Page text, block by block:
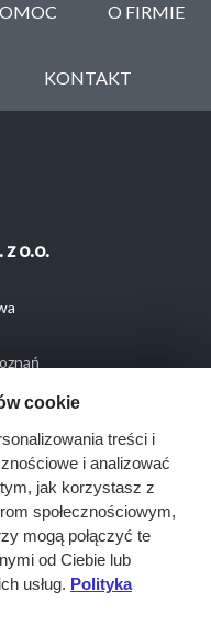
O FIRMIE
KONTAKT
o.o.
cookie
treści i
i analizować
jak korzystasz z
społecznościowym,
mogą połączyć te
od Ciebie lub
usług. Polityka